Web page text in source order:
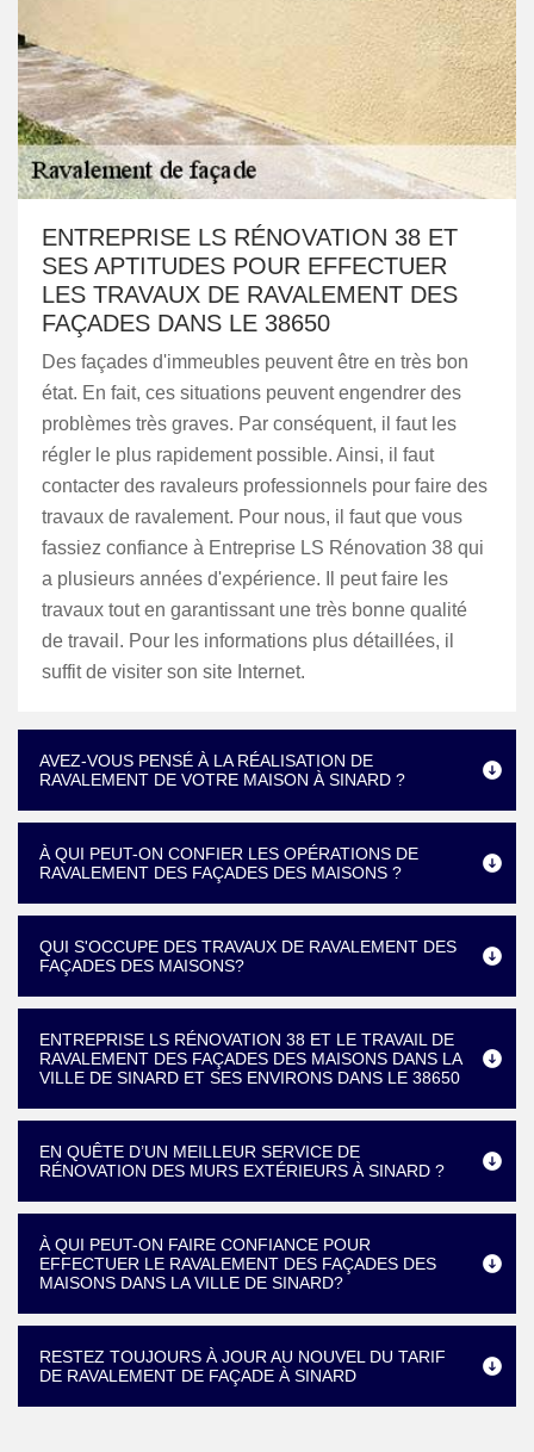
ENTREPRISE LS RÉNOVATION 38 ET
SES APTITUDES POUR EFFECTUER
LES TRAVAUX DE RAVALEMENT DES
FAÇADES DANS LE 38650
Des façades d'immeubles peuvent être en très bon
état. En fait, ces situations peuvent engendrer des
problèmes très graves. Par conséquent, il faut les
régler le plus rapidement possible. Ainsi, il faut
contacter des ravaleurs professionnels pour faire des
travaux de ravalement. Pour nous, il faut que vous
fassiez confiance à Entreprise LS Rénovation 38 qui
a plusieurs années d'expérience. Il peut faire les
travaux tout en garantissant une très bonne qualité
de travail. Pour les informations plus détaillées, il
suffit de visiter son site Internet.
AVEZ-VOUS PENSÉ À LA RÉALISATION DE
RAVALEMENT DE VOTRE MAISON À SINARD ?
À QUI PEUT-ON CONFIER LES OPÉRATIONS DE
RAVALEMENT DES FAÇADES DES MAISONS ?
QUI S'OCCUPE DES TRAVAUX DE RAVALEMENT DES
FAÇADES DES MAISONS?
ENTREPRISE LS RÉNOVATION 38 ET LE TRAVAIL DE
RAVALEMENT DES FAÇADES DES MAISONS DANS LA
VILLE DE SINARD ET SES ENVIRONS DANS LE 38650
EN QUÊTE D’UN MEILLEUR SERVICE DE
RÉNOVATION DES MURS EXTÉRIEURS À SINARD ?
À QUI PEUT-ON FAIRE CONFIANCE POUR
EFFECTUER LE RAVALEMENT DES FAÇADES DES
MAISONS DANS LA VILLE DE SINARD?
RESTEZ TOUJOURS À JOUR AU NOUVEL DU TARIF
DE RAVALEMENT DE FAÇADE À SINARD